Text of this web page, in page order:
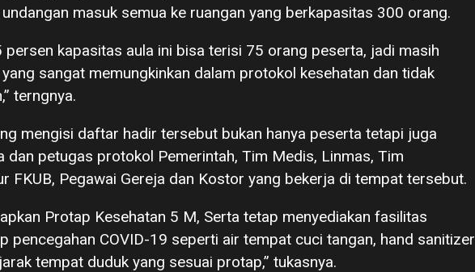
masuk semua ke ruangan yang berkapasitas 300 orang.
persen kapasitas aula ini bisa terisi 75 orang peserta, jadi masih
sangat memungkinkan dalam protokol kesehatan dan tidak
terngnya.
mengisi daftar hadir tersebut bukan hanya peserta tetapi juga
dan petugas protokol Pemerintah, Tim Medis, Linmas, Tim
FKUB, Pegawai Gereja dan Kostor yang bekerja di tempat tersebut.
Protap Kesehatan 5 M, Serta tetap menyediakan fasilitas
pencegahan COVID-19 seperti air tempat cuci tangan, hand sanitizer
tempat duduk yang sesuai protap,” tukasnya.